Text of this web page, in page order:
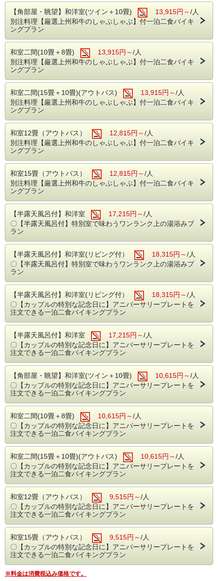
【角部屋・眺望】和洋室(ツイン＋10畳) 13,915円～/人
別注料理【厳選上州和牛のしゃぶしゃぶ】付一泊二食バイキ
ングプラン
和室二間(10畳＋8畳) 13,915円～/人
別注料理【厳選上州和牛のしゃぶしゃぶ】付一泊二食バイキ
ングプラン
和室二間(15畳＋10畳)(アウトバス) 13,915円～/人
別注料理【厳選上州和牛のしゃぶしゃぶ】付一泊二食バイキ
ングプラン
和室12畳（アウトバス） 12,815円～/人
別注料理【厳選上州和牛のしゃぶしゃぶ】付一泊二食バイキ
ングプラン
和室15畳（アウトバス） 12,815円～/人
別注料理【厳選上州和牛のしゃぶしゃぶ】付一泊二食バイキ
ングプラン
【半露天風呂付】和洋室 17,215円～/人
〇【半露天風呂付】特別室で味わうワンランク上の湯浴みプ
ラン
【半露天風呂付】和洋室(リビング付） 18,315円～/人
〇【半露天風呂付】特別室で味わうワンランク上の湯浴みプ
ラン
【半露天風呂付】和洋室(リビング付） 18,315円～/人
〇【カップルの特別な記念日に】アニバーサリープレートを
注文できる一泊二食バイキングプラン
【半露天風呂付】和洋室 17,215円～/人
〇【カップルの特別な記念日に】アニバーサリープレートを
注文できる一泊二食バイキングプラン
【角部屋・眺望】和洋室(ツイン＋10畳) 10,615円～/人
〇【カップルの特別な記念日に】アニバーサリープレートを
注文できる一泊二食バイキングプラン
和室二間(10畳＋8畳) 10,615円～/人
〇【カップルの特別な記念日に】アニバーサリープレートを
注文できる一泊二食バイキングプラン
和室二間(15畳＋10畳)(アウトバス) 10,615円～/人
〇【カップルの特別な記念日に】アニバーサリープレートを
注文できる一泊二食バイキングプラン
和室12畳（アウトバス） 9,515円～/人
〇【カップルの特別な記念日に】アニバーサリープレートを
注文できる一泊二食バイキングプラン
和室15畳（アウトバス） 9,515円～/人
〇【カップルの特別な記念日に】アニバーサリープレートを
注文できる一泊二食バイキングプラン
※料金は消費税込み価格です。